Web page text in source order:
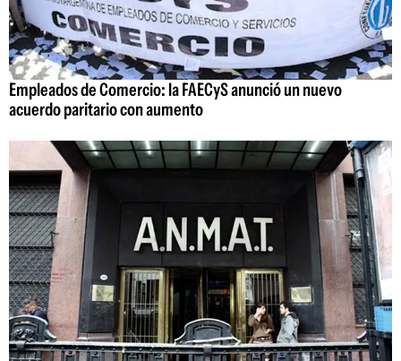
Empleados de Comercio: la FAECyS anunció un nuevo
acuerdo paritario con aumento